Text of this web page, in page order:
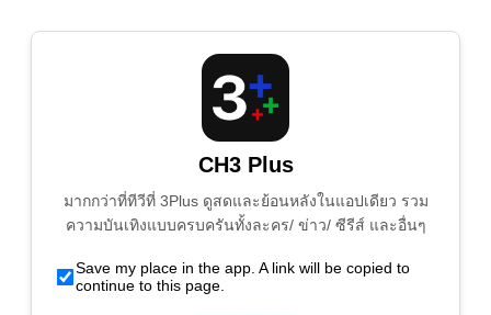
CH3 Plus
มากกว่าที่ทีวีที่ 3Plus ดูสดและย้อนหลังในแอปเดียว รวม
ความบันเทิงแบบครบครันทั้งละคร/ ข่าว/ ซีรีส์ และอื่นๆ
Save my place in the app. A link will be copied to
continue to this page.